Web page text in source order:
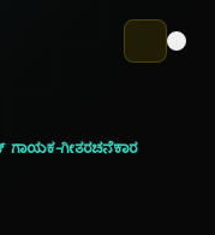
ಗೀತರಚನೆಕಾರ